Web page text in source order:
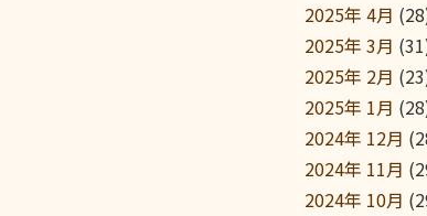
2025年 4月
2025年 3月
2025年 2月
2025年 1月
2024年 12月
2024年 11月
2024年 10月